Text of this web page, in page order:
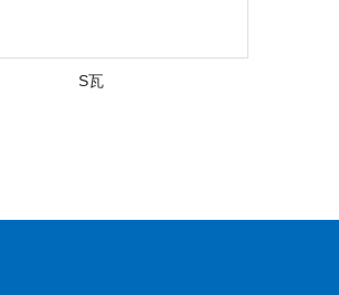
S瓦